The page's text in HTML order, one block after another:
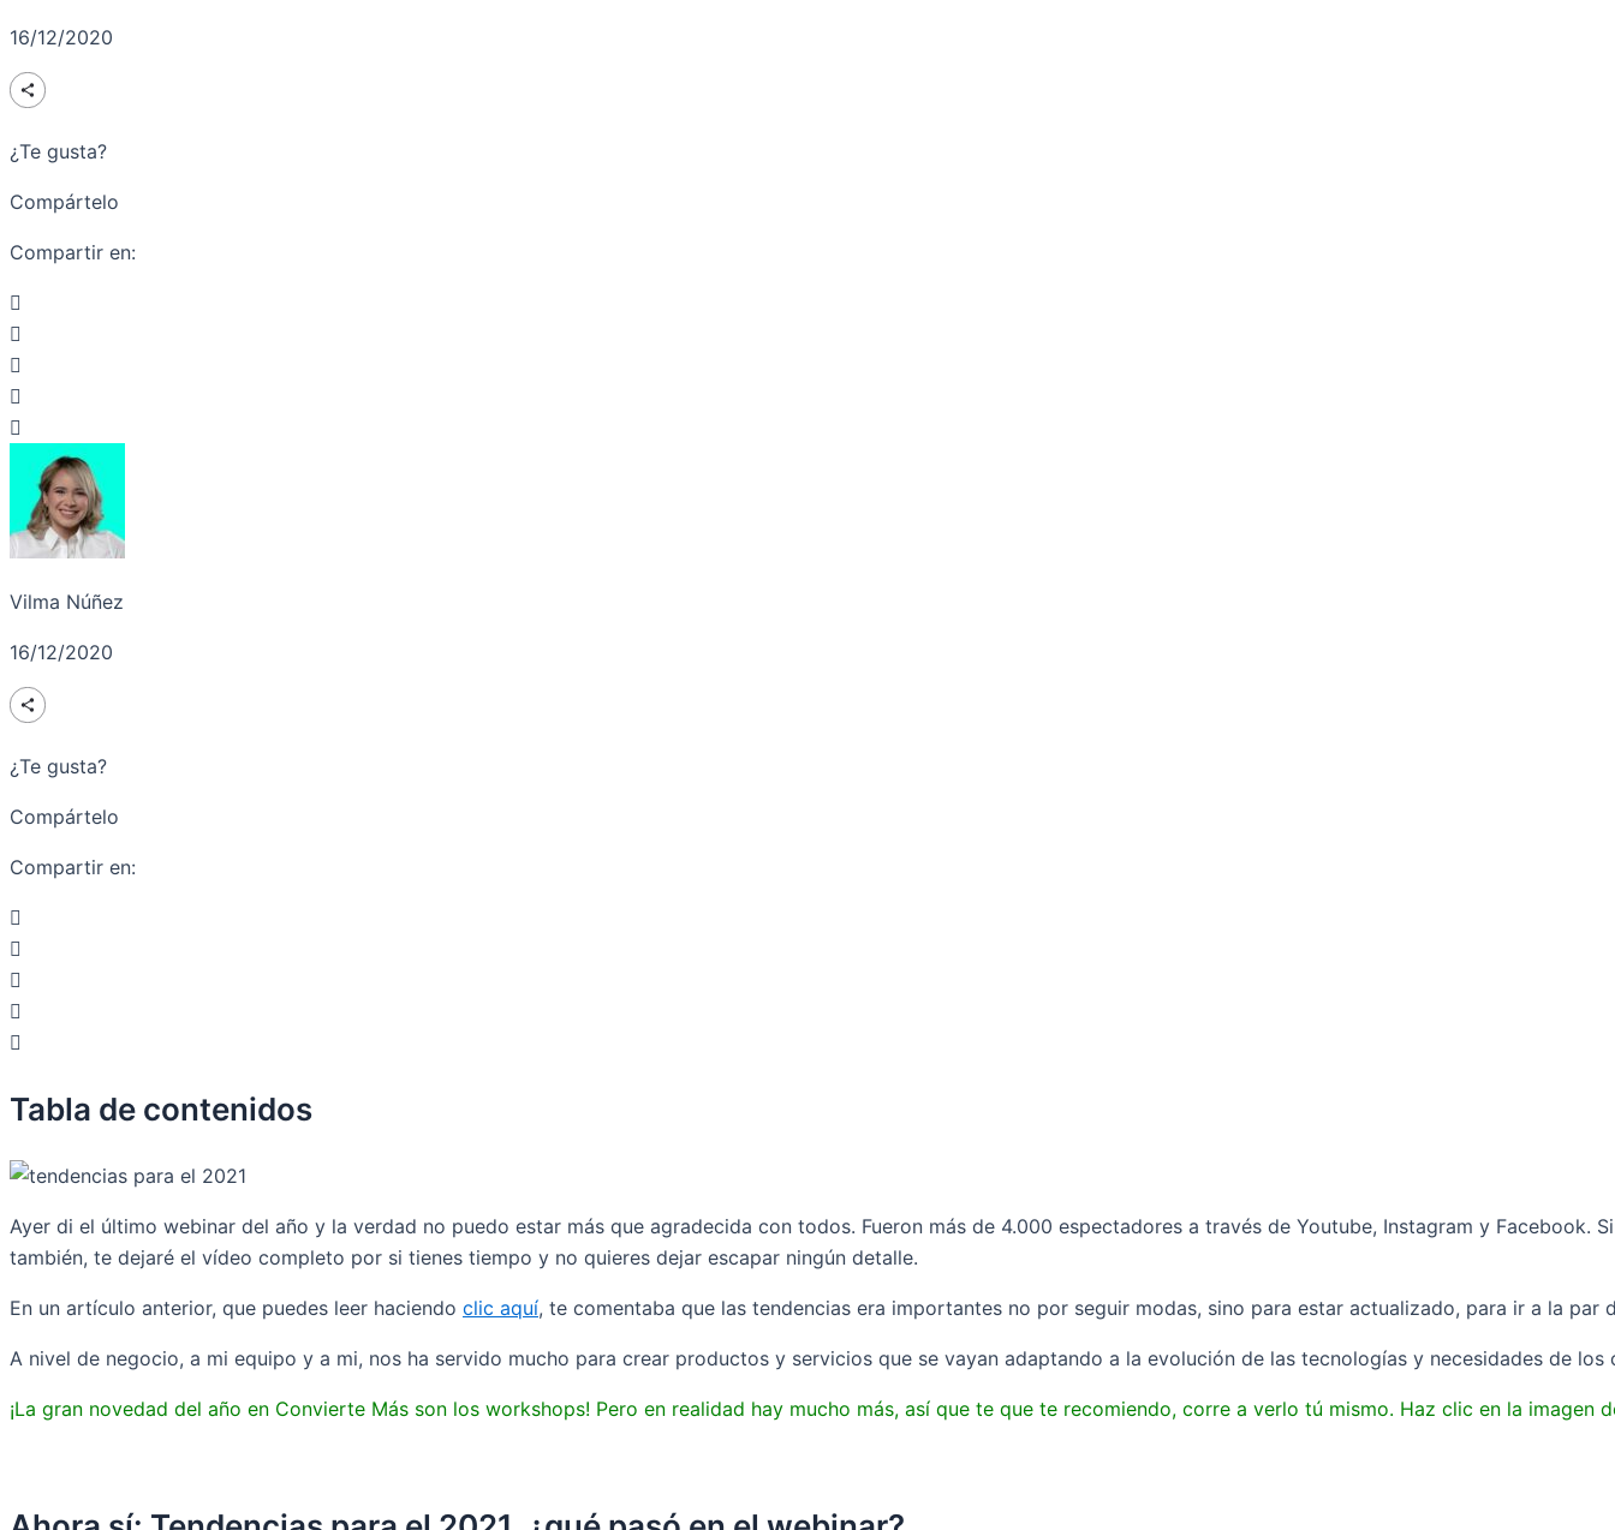
16/12/2020
¿Te gusta?
Compártelo
Compartir en:
Vilma Núñez
16/12/2020
¿Te gusta?
Compártelo
Compartir en:
Tabla de contenidos
Ayer di el último webinar del año y la verdad no puedo estar más que agradecida con todos. Fueron más de 4.000 espectadores a través de Youtube, Instagram y Facebook.
también, te dejaré el vídeo completo por si tienes tiempo y no quieres dejar escapar ningún detalle.
En un artículo anterior, que puedes leer haciendo clic aquí, te comentaba que las tendencias era importantes no por seguir modas, sino para estar actualizado, para ir a la
A nivel de negocio, a mi equipo y a mi, nos ha servido mucho para crear productos y servicios que se vayan adaptando a la evolución de las tecnologías y necesidades de
¡La gran novedad del año en Convierte Más son los workshops! Pero en realidad hay mucho más, así que te que te recomiendo, corre a verlo tú mismo. Haz clic en la imagen